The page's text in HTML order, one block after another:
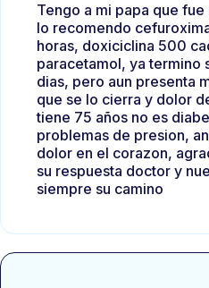
Tengo a mi papa que
lo recomendo
horas, doxiciclina 500
paracetamol, ya termino
dias, pero aun presenta
que se lo cierra y dolor
tiene 75 años no es
problemas de presion,
dolor en el corazon,
su respuesta doctor y
siempre su camino